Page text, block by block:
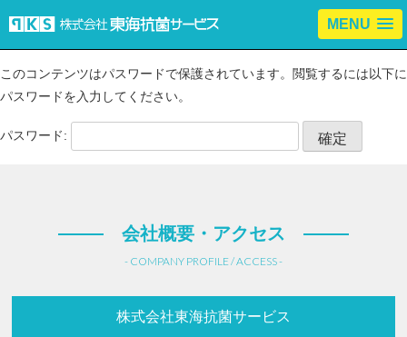
MENU
このコンテンツはパスワードで保護されています。閲覧するには以下に
パスワードを入力してください。
パスワード:
会社概要・アクセス
- COMPANY PROFILE / ACCESS -
株式会社東海抗菌サービス